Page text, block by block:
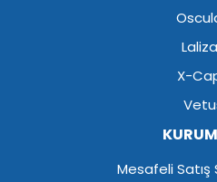
X-
Mesafeli Satış